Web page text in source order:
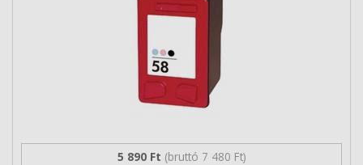
5 890 Ft (bruttó 7 480 Ft)